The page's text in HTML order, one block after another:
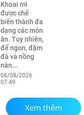
Khoai mì
được chế
biến thành đa
dạng các món
ăn. Tuy nhiên,
để ngon, đậm
đà và nồng
nàn...
06/08/2026
07:49
Xem thêm